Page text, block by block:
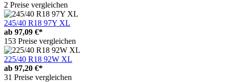
2 Preise vergleichen
245/40 R18 97Y XL
ab 97,09 €*
153 Preise vergleichen
225/40 R18 92W XL
ab 97,20 €*
31 Preise vergleichen